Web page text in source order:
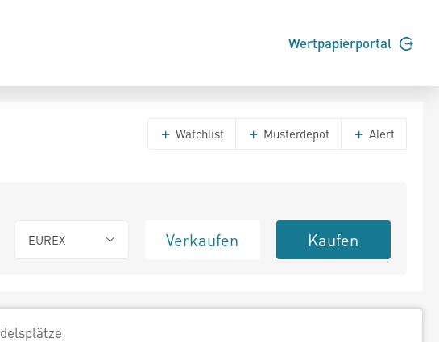
Wertpapierportal
Watchlist Musterdepot Alert
EUREX Verkaufen Kaufen